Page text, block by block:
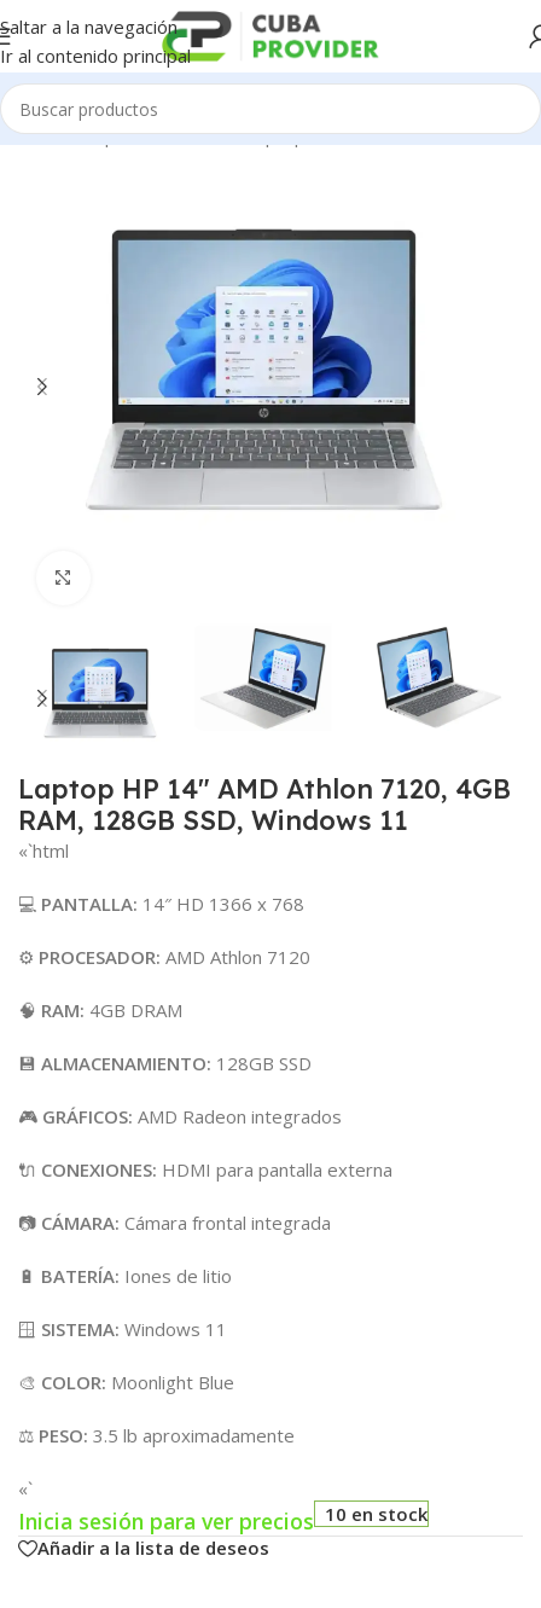
Saltar a la navegación
Ir al contenido principal
Inicio/Componentes de PC/Laptop
Laptop HP 14″ AMD Athlon 7120, 4GB
RAM, 128GB SSD, Windows 11
«`html
💻 PANTALLA: 14″ HD 1366 x 768
⚙️ PROCESADOR: AMD Athlon 7120
🧠 RAM: 4GB DRAM
💾 ALMACENAMIENTO: 128GB SSD
🎮 GRÁFICOS: AMD Radeon integrados
🔌 CONEXIONES: HDMI para pantalla externa
📷 CÁMARA: Cámara frontal integrada
🔋 BATERÍA: Iones de litio
🪟 SISTEMA: Windows 11
🎨 COLOR: Moonlight Blue
⚖️ PESO: 3.5 lb aproximadamente
«`
Inicia sesión para ver precios 10 en stock
Añadir a la lista de deseos